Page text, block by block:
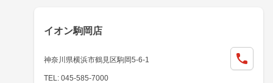
イオン駒岡店
神奈川県横浜市鶴見区駒岡5-6-1
TEL: 045-585-7000